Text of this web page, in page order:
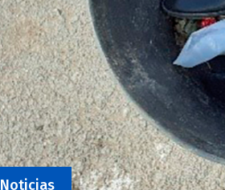
Noticias